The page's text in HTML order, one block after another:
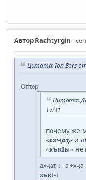
Автор Rachtyrgin -
Цитата: Ion Bors
Offtop
Цитата:
17:31
почему же
«ахҷаҭ» и
«хъкIы»
ахҷаҭ ← а
хъкIы